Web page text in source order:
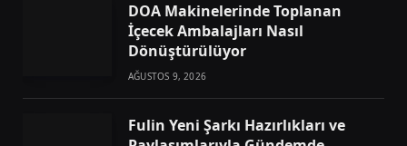
DOA Makinelerinde Toplanan
İçecek Ambalajları Nasıl
Dönüştürülüyor
AĞUSTOS 9, 2026
Fulin Yeni Şarkı Hazırlıkları ve